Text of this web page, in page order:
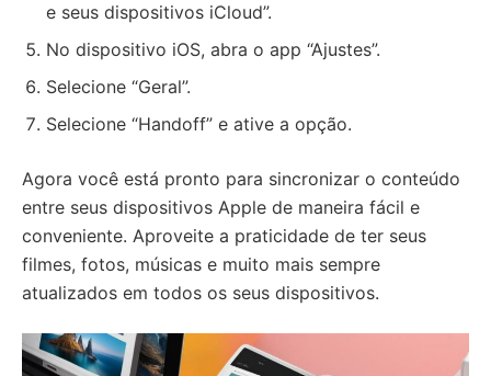
e seus dispositivos iCloud”.
No dispositivo iOS, abra o app “Ajustes”.
Selecione “Geral”.
Selecione “Handoff” e ative a opção.
Agora você está pronto para sincronizar o conteúdo
entre seus dispositivos Apple de maneira fácil e
conveniente. Aproveite a praticidade de ter seus
filmes, fotos, músicas e muito mais sempre
atualizados em todos os seus dispositivos.